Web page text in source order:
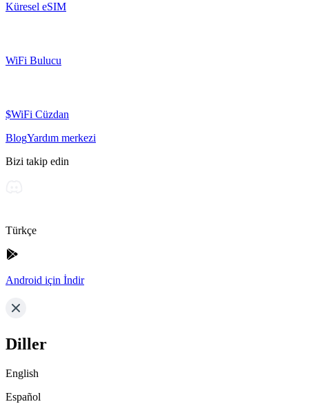
Küresel eSIM
WiFi Bulucu
$WiFi Cüzdan
BlogYardım merkezi
Bizi takip edin
Türkçe
Android için İndir
Diller
English
Español